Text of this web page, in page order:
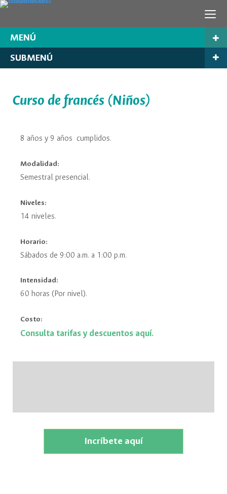
MENÚ
SUBMENÚ
Curso de francés (Niños)
8 años y 9 años cumplidos.
Modalidad:
Semestral presencial.
Niveles:
14 niveles.
Horario:
Sábados de 9:00 a.m. a 1:00 p.m.
Intensidad:
60 horas (Por nivel).
Costo:
Consulta tarifas y descuentos aquí.
Incríbete aquí